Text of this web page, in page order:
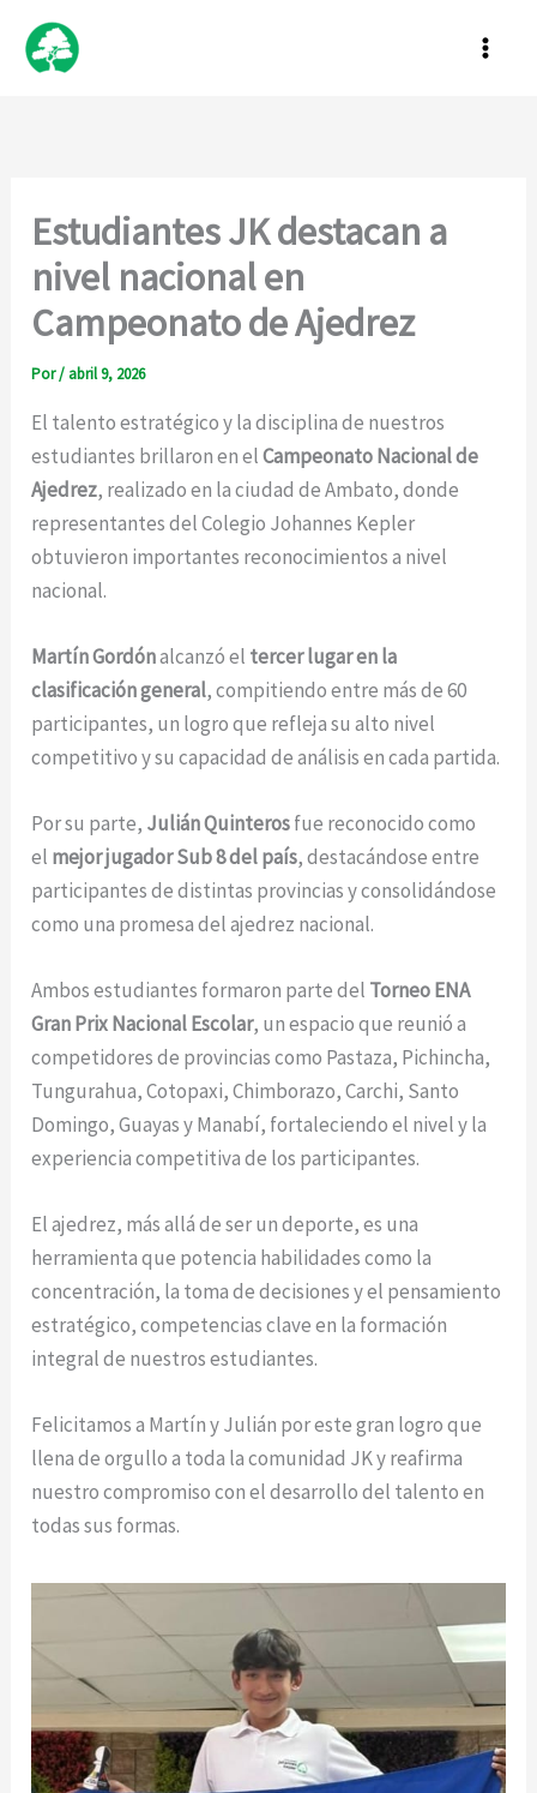
Estudiantes JK destacan a
nivel nacional en
Campeonato de Ajedrez
Por/ abril 9, 2026
El talento estratégico y la disciplina de nuestros
estudiantes brillaron en elCampeonato Nacional de
Ajedrez, realizado en la ciudad de Ambato, donde
representantes del Colegio Johannes Kepler
obtuvieron importantes reconocimientos a nivel
nacional.
Martín Gordónalcanzó el tercer lugar en la
clasificación general, compitiendo entre más de 60
participantes, un logro que refleja su alto nivel
competitivo y su capacidad de análisis en cada partida.
Por su parte, Julián Quinterosfue reconocido como
el mejor jugador Sub 8 del país, destacándose entre
participantes de distintas provincias y consolidándose
como una promesa del ajedrez nacional.
Ambos estudiantes formaron parte del Torneo ENA
Gran Prix Nacional Escolar, un espacio que reunió a
competidores de provincias como Pastaza, Pichincha,
Tungurahua, Cotopaxi, Chimborazo, Carchi, Santo
Domingo, Guayas y Manabí, fortaleciendo el nivel y la
experiencia competitiva de los participantes.
El ajedrez, más allá de ser un deporte, es una
herramienta que potencia habilidades como la
concentración, la toma de decisiones y el pensamiento
estratégico, competencias clave en la formación
integral de nuestros estudiantes.
Felicitamos a Martín y Julián por este gran logro que
llena de orgullo a toda la comunidad JK y reafirma
nuestro compromiso con el desarrollo del talento en
todas sus formas.